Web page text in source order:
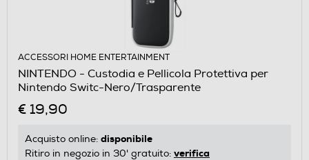
ACCESSORI HOME ENTERTAINMENT
NINTENDO - Custodia e Pellicola Protettiva per
Nintendo Switc-Nero/Trasparente
€ 19,90
Acquisto online: disponibile
Ritiro in negozio in 30' gratuito: verifica